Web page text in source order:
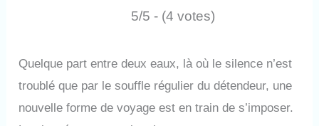
5/5 - (4 votes)
Quelque part entre deux eaux, là où le silence n’est
troublé que par le souffle régulier du détendeur, une
nouvelle forme de voyage est en train de s’imposer.